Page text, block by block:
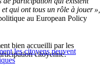
qui ont tous un rôle à jouer »,
au European Policy
les citoyens peuvent
bien accueilli par les
citoyenne.